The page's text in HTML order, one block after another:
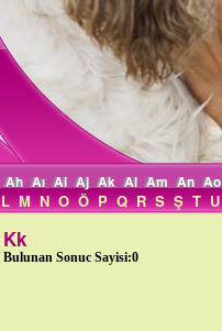
Ah Aı Ai Aj Ak Al Am An Ao
L M N O Ö P Q R S Ş T U
Kk
Bulunan Sonuc Sayisi:0